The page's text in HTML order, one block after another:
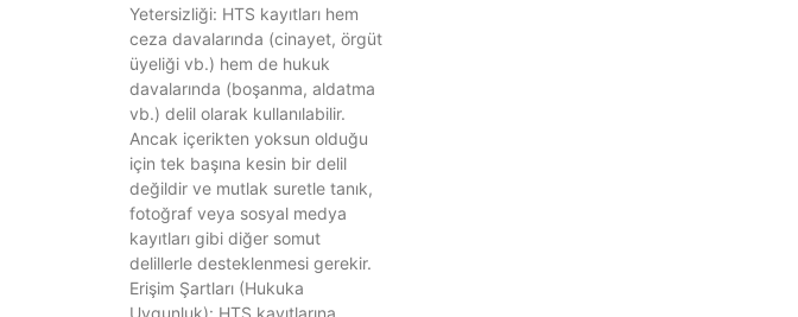
Yetersizliği: HTS kayıtları hem
ceza davalarında (cinayet, örgüt
üyeliği vb.) hem de hukuk
davalarında (boşanma, aldatma
vb.) delil olarak kullanılabilir.
Ancak içerikten yoksun olduğu
için tek başına kesin bir delil
değildir ve mutlak suretle tanık,
fotoğraf veya sosyal medya
kayıtları gibi diğer somut
delillerle desteklenmesi gerekir.
Erişim Şartları (Hukuka
Uygunluk): HTS kayıtlarına